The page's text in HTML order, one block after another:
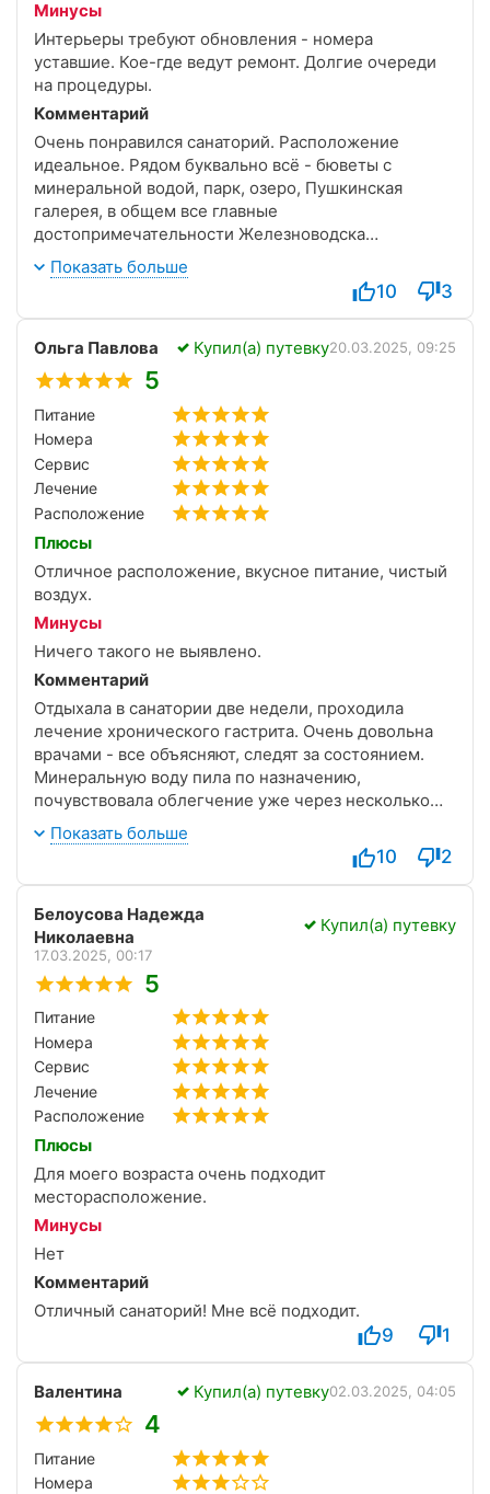
Минусы
Интерьеры требуют обновления - номера
уставшие. Кое-где ведут ремонт. Долгие очереди
на процедуры.
Комментарий
Очень понравился санаторий. Расположение
идеальное. Рядом буквально всё - бюветы с
минеральной водой, парк, озеро, Пушкинская
галерея, в общем все главные
достопримечательности Железноводска
сконцентрированы возле санатория. Питание
достаточно хорошее, вкусное, разнообразное.
Даже наш сын малоежка всегда находил для себя
вкусные блюда)) Лечение хорошее, эффективное.
Единственное, что порой приходится очень долго
сидеть в очереди, чтобы попасть на процедуру.
Сам санаторий ещё в стадии ремонта, номера
конечно уставшие. Но самое главное, что даже со
старым ремонтом, всё вокруг чистенькое, девочки-
горничные убираются каждый день, достаточно
часто меняют полотенца и постельное бельё. Наша
семья осталась довольна санаторием и если ещё
раз соберёмся приезжать в Железноводск, то
однозначно будем выбирать санаторий им.
Тельмана.
Показать больше
10 3
Ольга Павлова Купил(а) путевку20.03.2025, 09:25
5
Питание
Номера
Сервис
Лечение
Расположение
Плюсы
Отличное расположение, вкусное питание, чистый
воздух.
Минусы
Ничего такого не выявлено.
Комментарий
Отдыхала в санатории две недели, проходила
лечение хронического гастрита. Очень довольна
врачами - все объясняют, следят за состоянием.
Минеральную воду пила по назначению,
почувствовала облегчение уже через несколько
дней. Очень понравился курортный парк, гуляла по
нему каждый день. Номера простенькие, но за
такой ценник это нормально. В целом, санаторий
хороший, с удовольствием вернусь еще.
Показать больше
10 2
Белоусова Надежда
Николаевна
Купил(а) путевку
17.03.2025, 00:17
5
Питание
Номера
Сервис
Лечение
Расположение
Плюсы
Для моего возраста очень подходит
месторасположение.
Минусы
Нет
Комментарий
Отличный санаторий! Мне всё подходит.
9 1
Валентина Купил(а) путевку02.03.2025, 04:05
4
Питание
Номера